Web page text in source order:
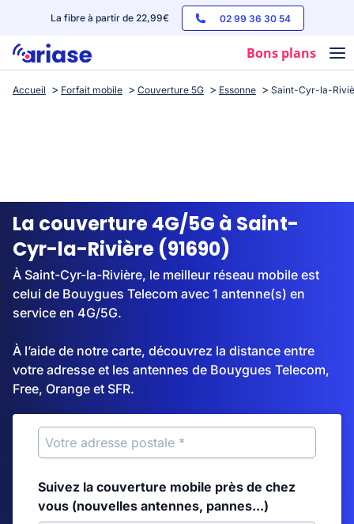
La fibre à partir de 22,99€ 02 99 36 30 54
Bons plans
Box internet
Streaming
Accueil Forfait mobile Couverture 5G Essonne Saint-Cyr-la-
La couverture 4G/5G à Saint-
Cyr-la-Rivière (91690)
À Saint-Cyr-la-Rivière, le meilleur réseau mobile est
celui de Bouygues Telecom avec 1 antenne(s) en
service en 4G/5G.
À l’aide de notre carte, découvrez la distance entre
votre adresse et les antennes de Bouygues Telecom,
Free, Orange et SFR.
Suivez la couverture mobile près de chez
vous (nouvelles antennes, pannes...)